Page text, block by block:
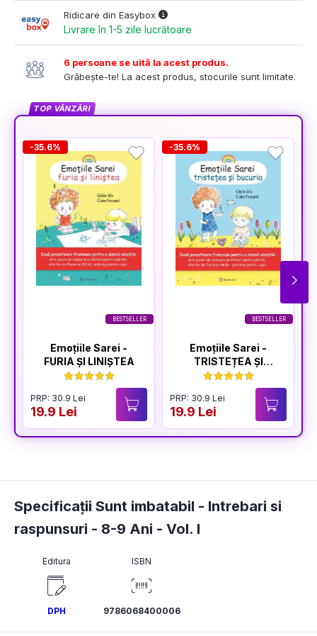
Ridicare din Easybox
Livrare în 1-5 zile lucrătoare
6 persoane se uită la acest produs.
Grăbește-te! La acest produs, stocurile sunt limitate.
TOP VÂNZĂRI
BESTSELLER
-35.6%
Emoțiile Sarei -
FURIA ȘI LINIȘTEA
PRP: 30.9 Lei
19.9 Lei
BESTSELLER
-35.6%
Emoțiile Sarei -
TRISTEȚEA ȘI
BUCURIA
PRP: 30.9 Lei
19.9 Lei
Specificații Sunt imbatabil - Intrebari si
raspunsuri - 8-9 Ani - Vol. I
Editura
DPH
ISBN
9786068400006